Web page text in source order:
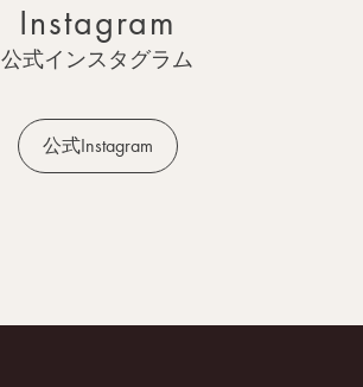
Instagram
公式インスタグラム
公式Instagram